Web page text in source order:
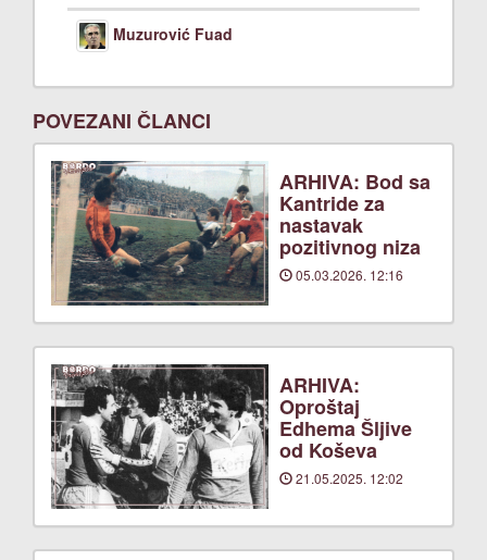
Muzurović Fuad
POVEZANI ČLANCI
ARHIVA: Bod sa
Kantride za
nastavak
pozitivnog niza
05.03.2026. 12:16
ARHIVA:
Oproštaj
Edhema Šljive
od Koševa
21.05.2025. 12:02